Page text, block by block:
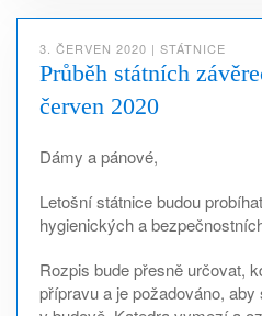
3. ČERVEN 2020 | STÁTNICE
Průběh státních
červen 2020
Dámy a pánové,
Letošní státnice budou
hygienických a
Rozpis bude přesně určovat,
přípravu a je požadováno,